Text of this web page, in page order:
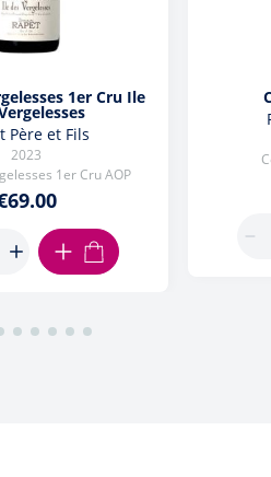
1er Cru Ile
Père et Fils
2023
1er Cru AOP
ADD TO CART